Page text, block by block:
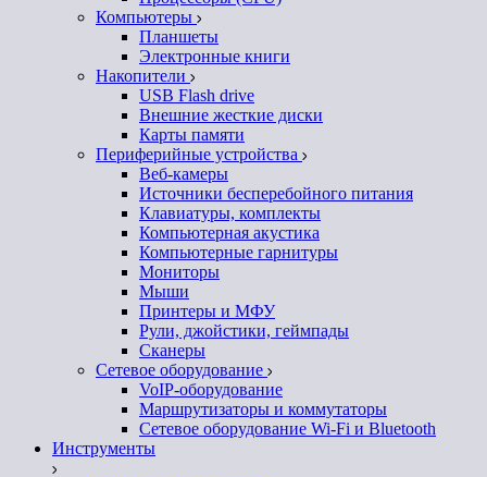
Компьютеры
Планшеты
Электронные книги
Накопители
USB Flash drive
Внешние жесткие диски
Карты памяти
Периферийные устройства
Веб-камеры
Источники бесперебойного питания
Клавиатуры, комплекты
Компьютерная акустика
Компьютерные гарнитуры
Мониторы
Мыши
Принтеры и МФУ
Рули, джойстики, геймпады
Сканеры
Сетевое оборудование
VoIP-оборудование
Маршрутизаторы и коммутаторы
Сетевое оборудование Wi-Fi и Bluetooth
Инструменты